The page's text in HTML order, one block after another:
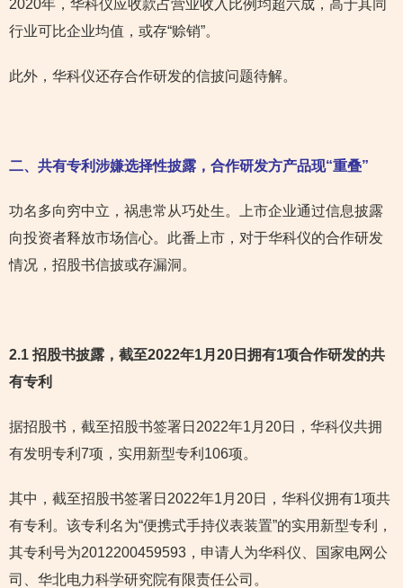
2020年，华科仪应收款占营业收入比例均超六成，高于其同
行业可比企业均值，或存“赊销”。
此外，华科仪还存合作研发的信披问题待解。
二、共有专利涉嫌选择性披露，合作研发方产品现“重叠”
功名多向穷中立，祸患常从巧处生。上市企业通过信息披露
向投资者释放市场信心。此番上市，对于华科仪的合作研发
情况，招股书信披或存漏洞。
2.1 招股书披露，截至2022年1月20日拥有1项合作研发的共
有专利
据招股书，截至招股书签署日2022年1月20日，华科仪共拥
有发明专利7项，实用新型专利106项。
其中，截至招股书签署日2022年1月20日，华科仪拥有1项共
有专利。该专利名为“便携式手持仪表装置”的实用新型专利，
其专利号为2012200459593，申请人为华科仪、国家电网公
司、华北电力科学研究院有限责任公司。